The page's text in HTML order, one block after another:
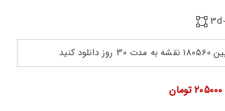
205000 تومان